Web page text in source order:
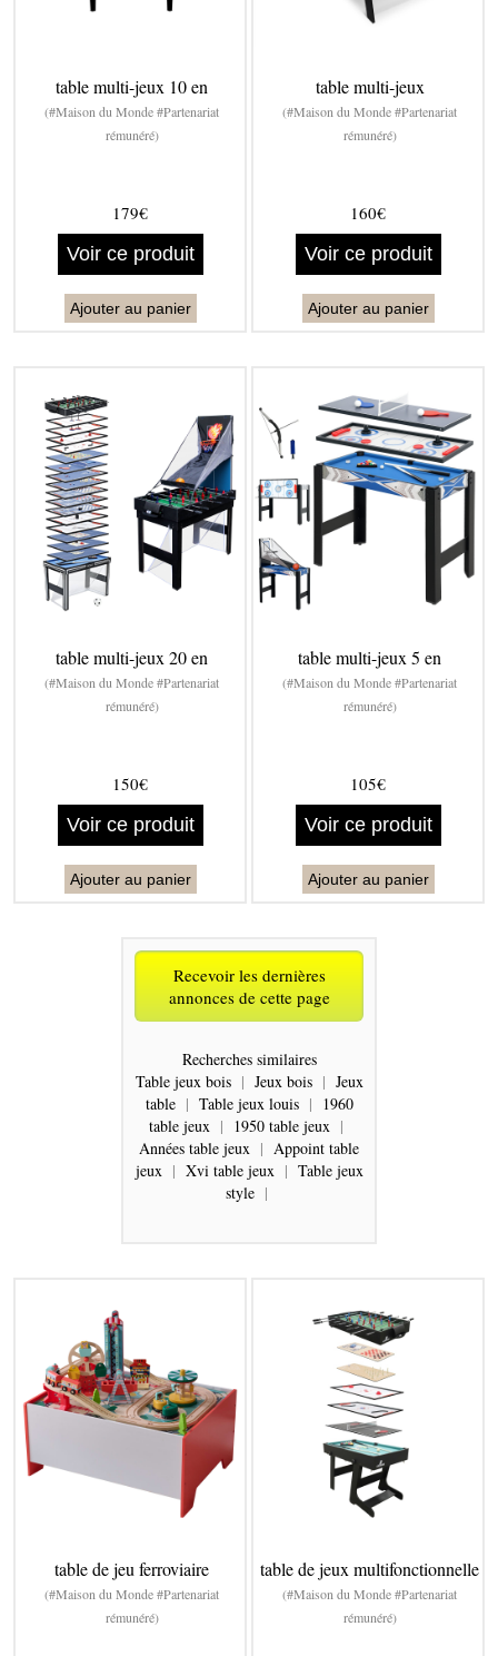
table multi-jeux 10 en
(#Maison du Monde #Partenariat
rémunéré)
179€
Voir ce produit
Ajouter au panier
table multi-jeux
(#Maison du Monde #Partenariat
rémunéré)
160€
Voir ce produit
Ajouter au panier
table multi-jeux 20 en
(#Maison du Monde #Partenariat
rémunéré)
150€
Voir ce produit
Ajouter au panier
table multi-jeux 5 en
(#Maison du Monde #Partenariat
rémunéré)
105€
Voir ce produit
Ajouter au panier
Recevoir les dernières
annonces de cette page
Recherches similaires
Table jeux bois | Jeux bois | Jeux
table | Table jeux louis | 1960
table jeux | 1950 table jeux |
Années table jeux | Appoint table
jeux | Xvi table jeux | Table jeux
style |
table de jeu ferroviaire
(#Maison du Monde #Partenariat
rémunéré)
table de jeux multifonctionnelle
(#Maison du Monde #Partenariat
rémunéré)